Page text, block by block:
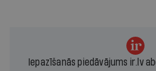
Iepazīšanās piedāvājums ir.lv